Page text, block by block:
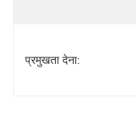
प्रमुखता देना: